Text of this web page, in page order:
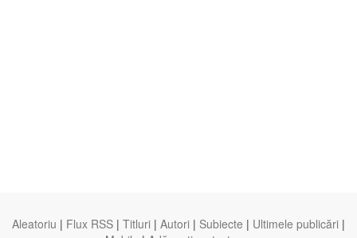
Aleatoriu | Flux RSS | Titluri | Autori | Subiecte | Ultimele publicări |